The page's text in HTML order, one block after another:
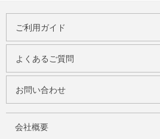
ご利用ガイド
よくあるご質問
お問い合わせ
会社概要